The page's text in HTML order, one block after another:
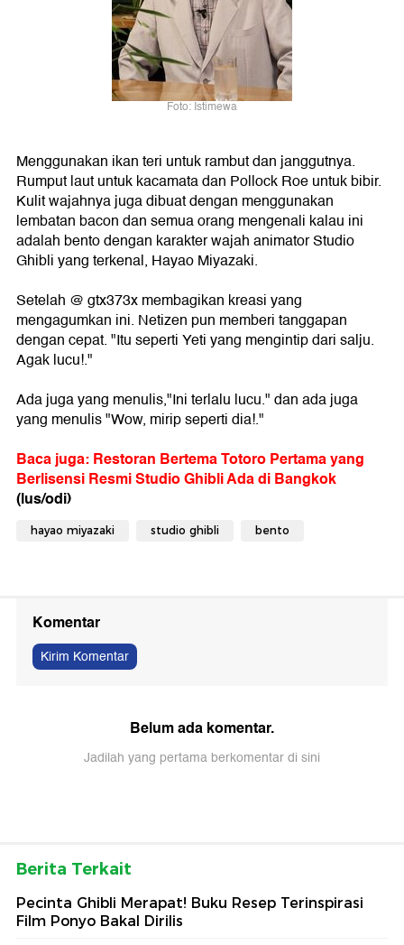
Foto: Istimewa
Menggunakan ikan teri untuk rambut dan janggutnya.
Rumput laut untuk kacamata dan Pollock Roe untuk bibir.
Kulit wajahnya juga dibuat dengan menggunakan
lembatan bacon dan semua orang mengenali kalau ini
adalah bento dengan karakter wajah animator Studio
Ghibli yang terkenal, Hayao Miyazaki.
Setelah @ gtx373x membagikan kreasi yang
mengagumkan ini. Netizen pun memberi tanggapan
dengan cepat. "Itu seperti Yeti yang mengintip dari salju.
Agak lucu!."
Ada juga yang menulis,"Ini terlalu lucu." dan ada juga
yang menulis "Wow, mirip seperti dia!."
Baca juga: Restoran Bertema Totoro Pertama yang
Berlisensi Resmi Studio Ghibli Ada di Bangkok
(lus/odi)
hayao miyazaki studio ghibli bento
Komentar
Kirim Komentar
Belum ada komentar.
Jadilah yang pertama berkomentar di sini
Berita Terkait
Pecinta Ghibli Merapat! Buku Resep Terinspirasi
Film Ponyo Bakal Dirilis